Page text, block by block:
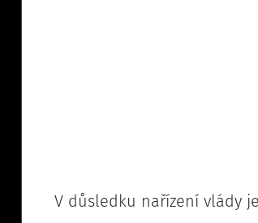
V důsledku nařízení vlády